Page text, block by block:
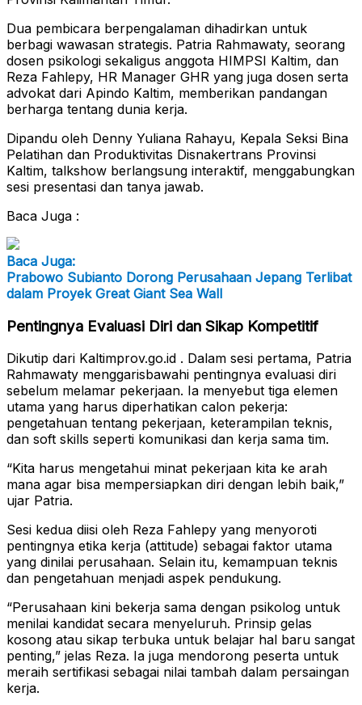
Dua pembicara berpengalaman dihadirkan untuk
berbagi wawasan strategis. Patria Rahmawaty, seorang
dosen psikologi sekaligus anggota HIMPSI Kaltim, dan
Reza Fahlepy, HR Manager GHR yang juga dosen serta
advokat dari Apindo Kaltim, memberikan pandangan
berharga tentang dunia kerja.
Dipandu oleh Denny Yuliana Rahayu, Kepala Seksi Bina
Pelatihan dan Produktivitas Disnakertrans Provinsi
Kaltim, talkshow berlangsung interaktif, menggabungkan
sesi presentasi dan tanya jawab.
Baca Juga :
Baca Juga:
Prabowo Subianto Dorong Perusahaan Jepang Terlibat
dalam Proyek Great Giant Sea Wall
Pentingnya Evaluasi Diri dan Sikap Kompetitif
Dikutip dari Kaltimprov.go.id . Dalam sesi pertama, Patria
Rahmawaty menggarisbawahi pentingnya evaluasi diri
sebelum melamar pekerjaan. Ia menyebut tiga elemen
utama yang harus diperhatikan calon pekerja:
pengetahuan tentang pekerjaan, keterampilan teknis,
dan soft skills seperti komunikasi dan kerja sama tim.
“Kita harus mengetahui minat pekerjaan kita ke arah
mana agar bisa mempersiapkan diri dengan lebih baik,”
ujar Patria.
Sesi kedua diisi oleh Reza Fahlepy yang menyoroti
pentingnya etika kerja (attitude) sebagai faktor utama
yang dinilai perusahaan. Selain itu, kemampuan teknis
dan pengetahuan menjadi aspek pendukung.
“Perusahaan kini bekerja sama dengan psikolog untuk
menilai kandidat secara menyeluruh. Prinsip gelas
kosong atau sikap terbuka untuk belajar hal baru sangat
penting,” jelas Reza. Ia juga mendorong peserta untuk
meraih sertifikasi sebagai nilai tambah dalam persaingan
kerja.